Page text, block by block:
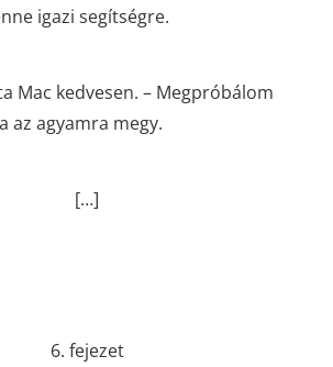
igazi segítségre.
Mac kedvesen. – Megpróbálom
az agyamra megy.
[…]
6. fejezet